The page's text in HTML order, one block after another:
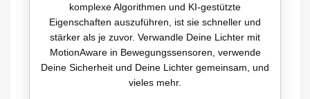
komplexe Algorithmen und KI-gestützte
Eigenschaften auszuführen, ist sie schneller und
stärker als je zuvor. Verwandle Deine Lichter mit
MotionAware in Bewegungssensoren, verwende
Deine Sicherheit und Deine Lichter gemeinsam, und
vieles mehr.